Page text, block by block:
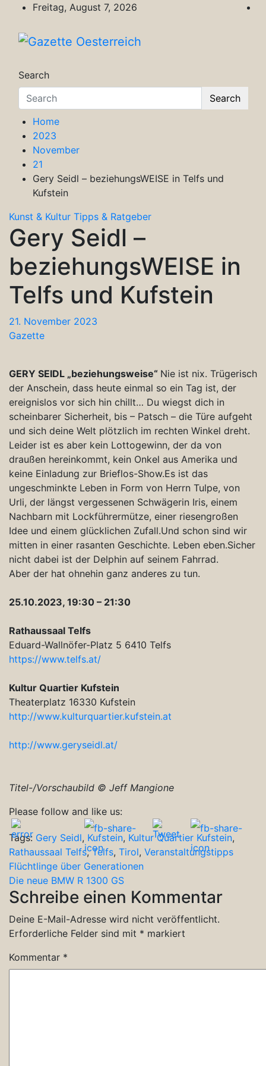
content
Freitag, August 7, 2026
Search
Search
Home
2023
November
21
Gery Seidl – beziehungsWEISE in Telfs und
Kufstein
Kunst & Kultur Tipps & Ratgeber
Gery Seidl –
beziehungsWEISE in
Telfs und Kufstein
21. November 2023
Gazette
GERY SEIDL „beziehungsweise“ Nie ist nix. Trügerisch
der Anschein, dass heute einmal so ein Tag ist, der
ereignislos vor sich hin chillt… Du wiegst dich in
scheinbarer Sicherheit, bis – Patsch – die Türe aufgeht
und sich deine Welt plötzlich im rechten Winkel dreht.
Leider ist es aber kein Lottogewinn, der da von
draußen hereinkommt, kein Onkel aus Amerika und
keine Einladung zur Brieflos-Show.Es ist das
ungeschminkte Leben in Form von Herrn Tulpe, von
Urli, der längst vergessenen Schwägerin Iris, einem
Nachbarn mit Lockführermütze, einer riesengroßen
Idee und einem glücklichen Zufall.Und schon sind wir
mitten in einer rasanten Geschichte. Leben eben.Sicher
nicht dabei ist der Delphin auf seinem Fahrrad.
Aber der hat ohnehin ganz anderes zu tun.
25.10.2023, 19:30 – 21:30
Rathaussaal Telfs
Eduard-Wallnöfer-Platz 5 6410 Telfs
https://www.telfs.at/
Kultur Quartier Kufstein
Theaterplatz 16330 Kufstein
http://www.kulturquartier.kufstein.at
http://www.geryseidl.at/
Titel-/Vorschaubild © Jeff Mangione
Please follow and like us:
Tags: Gery Seidl, Kufstein, Kultur Quartier Kufstein,
Rathaussaal Telfs,Telfs, Tirol, Veranstaltungstipps
Beitragsnavigation
Flüchtlinge über Generationen
Die neue BMW R 1300 GS
Schreibe einen Kommentar
Deine E-Mail-Adresse wird nicht veröffentlicht.
Erforderliche Felder sind mit * markiert
Kommentar *